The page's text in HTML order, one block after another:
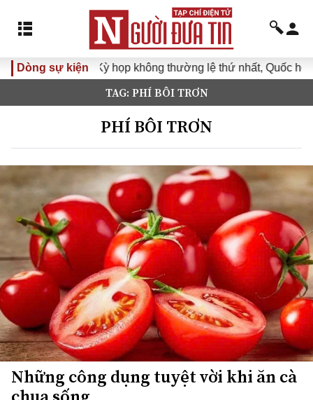
Dòng sự kiệnKỳ họp không thường lệ thứ nhất, Quốc hội khóa
TAG: PHÍ BÔI TRƠN
PHÍ BÔI TRƠN
Những công dụng tuyệt vời khi ăn cà